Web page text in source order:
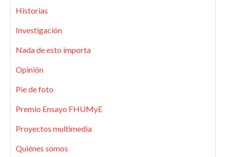
Historias
Investigación
Nada de esto importa
Opinión
Pie de foto
Premio Ensayo FHUMyE
Proyectos multimedia
Quiénes somos